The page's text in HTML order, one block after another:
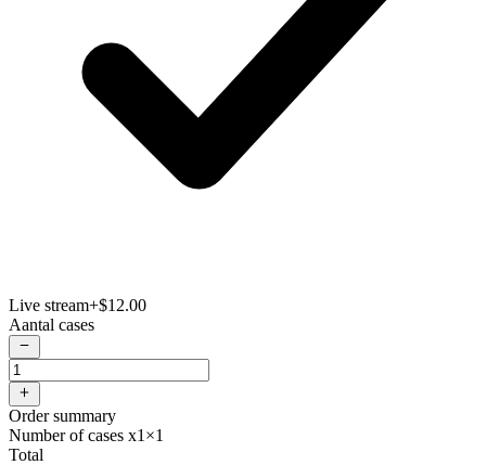
Live stream+$12.00
Aantal cases
Order summary
Number of cases x1 ×1
Total